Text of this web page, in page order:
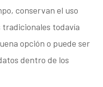
conservan el uso
todavía
opción o puede ser
dentro de los